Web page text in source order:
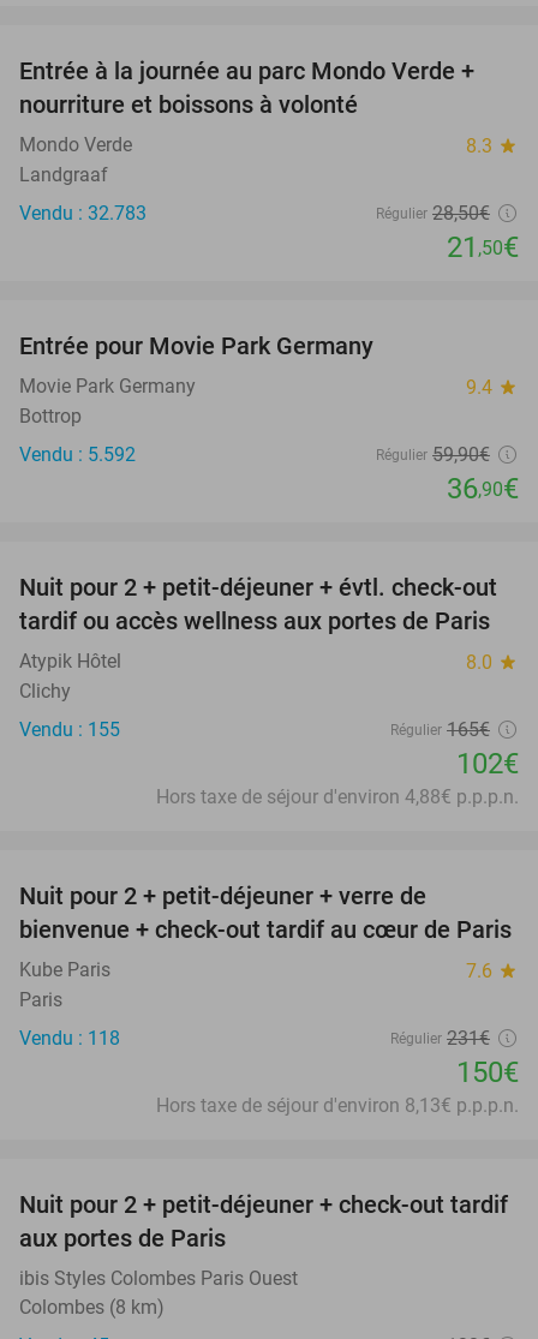
25%
Entrée à la journée au parc Mondo Verde +
nourriture et boissons à volonté
Mondo Verde 8.3 star
Landgraaf
Vendu : 32.783
Régulier 28,50€
21 ,50€
Entrée pour Movie Park Germany
Movie Park Germany 9.4 star
Bottrop
Vendu : 5.592
Régulier 59,90€
36,90€
38%
Nuit pour 2 + petit-déjeuner + évtl. check-out
tardif ou accès wellness aux portes de Paris
Atypik Hôtel 8.0 star
Clichy
Vendu : 155
Régulier 165€
102€
Hors taxe de séjour d'environ 4,88€ p.p.p.n.
Nuit pour 2 + petit-déjeuner + verre de
bienvenue + check-out tardif au cœur de Paris
Kube Paris 7.6 star
Paris
Vendu : 118
Régulier 231€
150€
Hors taxe de séjour d'environ 8,13€ p.p.p.n.
33%
Nuit pour 2 + petit-déjeuner + check-out tardif
aux portes de Paris
ibis Styles Colombes Paris Ouest
Colombes (8 km)